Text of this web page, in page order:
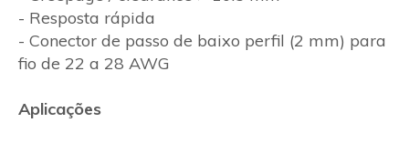
- Resposta rápida
- Conector de passo de baixo perfil (2 mm) para
fio de 22 a 28 AWG
Aplicações